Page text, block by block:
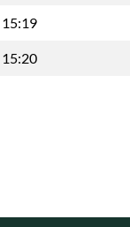
15:19
15:20